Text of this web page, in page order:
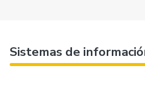
Sistemas de